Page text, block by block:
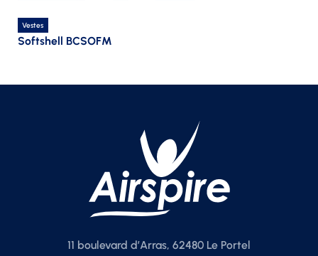
Vestes
Softshell BCSOFM
11 boulevard d’Arras, 62480 Le Portel